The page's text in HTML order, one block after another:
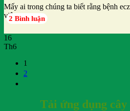
Mấy ai trong chúng ta biết rằng bệnh
viêm
2 Bình luận
16
Th6
1
2
Tải ứng dụng